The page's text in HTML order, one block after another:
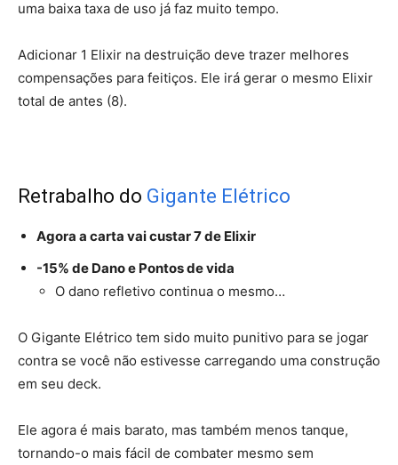
uma baixa taxa de uso já faz muito tempo.
Adicionar 1 Elixir na destruição deve trazer melhores
compensações para feitiços. Ele irá gerar o mesmo Elixir
total de antes (8).
Retrabalho do Gigante Elétrico
Agora a carta vai custar 7 de Elixir
-15% de Dano e Pontos de vida
O dano refletivo continua o mesmo…
O Gigante Elétrico tem sido muito punitivo para se jogar
contra se você não estivesse carregando uma construção
em seu deck.
Ele agora é mais barato, mas também menos tanque,
tornando-o mais fácil de combater mesmo sem